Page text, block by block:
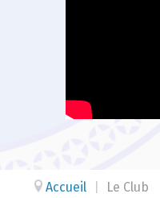
Accueil Le Club